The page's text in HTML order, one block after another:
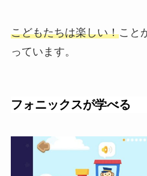
こどもたちは楽しい！こと
っています。
フォニックスが学べる